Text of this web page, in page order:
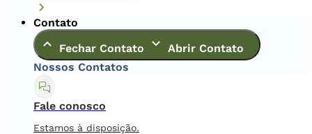
Contato
Fechar Contato
Abrir Contato
Nossos Contatos
Fale conosco
Estamos à disposição.